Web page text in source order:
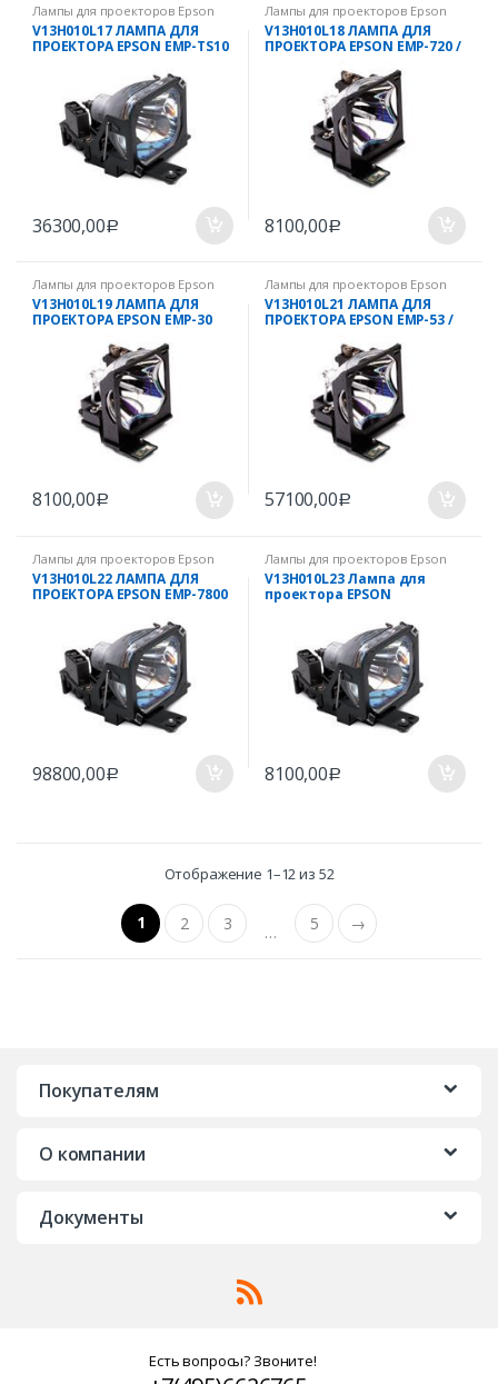
Лампы для проекторов Epson
V13H010L17 ЛАМПА ДЛЯ
ПРОЕКТОРА EPSON EMP-TS10
36300,00Р
Лампы для проекторов Epson
V13H010L18 ЛАМПА ДЛЯ
ПРОЕКТОРА EPSON EMP-720 /
8100,00Р
Лампы для проекторов Epson
V13H010L19 ЛАМПА ДЛЯ
ПРОЕКТОРА EPSON EMP-30
8100,00Р
Лампы для проекторов Epson
V13H010L21 ЛАМПА ДЛЯ
ПРОЕКТОРА EPSON EMP-53 /
57100,00Р
Лампы для проекторов Epson
V13H010L22 ЛАМПА ДЛЯ
ПРОЕКТОРА EPSON EMP-7800
98800,00Р
Лампы для проекторов Epson
V13H010L23 Лампа для
проектора EPSON
8100,00Р
Отображение 1–12 из 52
1 2 3 … 5 →
Покупателям
О компании
Документы
Есть вопросы? Звоните!